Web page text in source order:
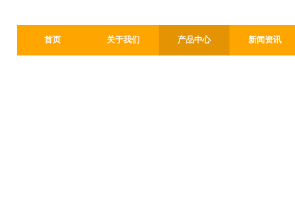
首页 关于我们 产品中心 新闻资讯